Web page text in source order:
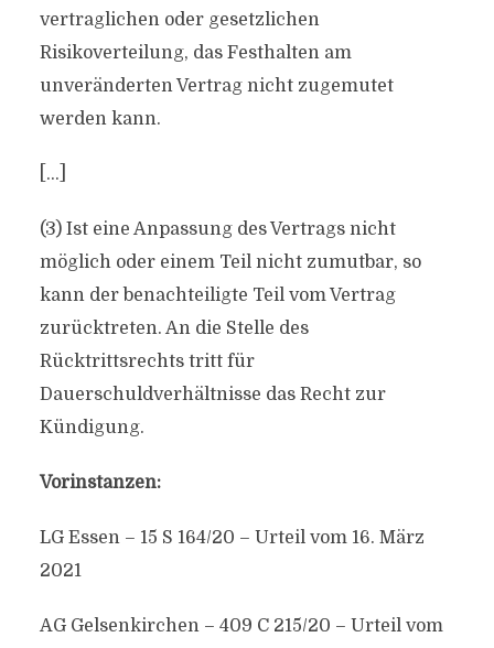
vertraglichen oder gesetzlichen
Risikoverteilung, das Festhalten am
unveränderten Vertrag nicht zugemutet
werden kann.
[…]
(3) Ist eine Anpassung des Vertrags nicht
möglich oder einem Teil nicht zumutbar, so
kann der benachteiligte Teil vom Vertrag
zurücktreten. An die Stelle des
Rücktrittsrechts tritt für
Dauerschuldverhältnisse das Recht zur
Kündigung.
Vorinstanzen:
LG Essen – 15 S 164/20 – Urteil vom 16. März
2021
AG Gelsenkirchen – 409 C 215/20 – Urteil vom